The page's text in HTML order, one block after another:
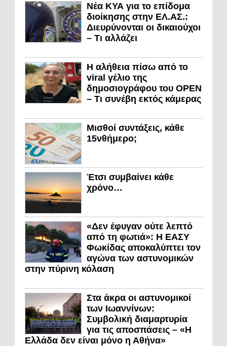
Νέα ΚΥΑ για το επίδομα
διοίκησης στην ΕΛ.ΑΣ.:
Διευρύνονται οι δικαιούχοι
– Τι αλλάζει
Η αλήθεια πίσω από το
viral γέλιο της
δημοσιογράφου του OPEN
– Τι συνέβη εκτός κάμερας
Μισθοί συντάξεις, κάθε
15νθήμερο;
Έτσι συμβαίνει κάθε
χρόνο…
«Δεν έφυγαν ούτε λεπτό
από τη φωτιά»: Η ΕΑΣΥ
Φωκίδας αποκαλύπτει τον
αγώνα των αστυνομικών
στην πύρινη κόλαση
Στα άκρα οι αστυνομικοί
των Ιωαννίνων:
Συμβολική διαμαρτυρία
για τις αποσπάσεις – «Η
Ελλάδα δεν είναι μόνο η Αθήνα»